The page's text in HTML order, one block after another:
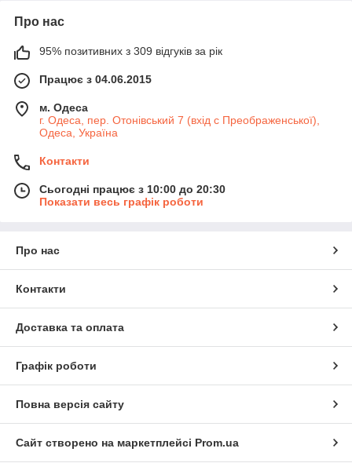
Про нас
95% позитивних з 309 відгуків за рік
Працює з 04.06.2015
м. Одеса
г. Одеса, пер. Отонівський 7 (вхід с Преображенської),
Одеса, Україна
Контакти
Сьогодні працює з 10:00 до 20:30
Показати весь графік роботи
Про нас
Контакти
Доставка та оплата
Графік роботи
Повна версія сайту
Сайт створено на маркетплейсі Prom.ua